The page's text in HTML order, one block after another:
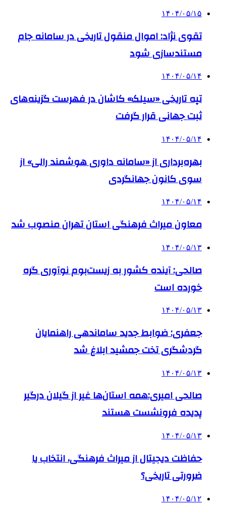
۱۴۰۴/۰۵/۱۵
تقوی نژاد: اموال منقول تاریخی در سامانه جام
مستندسازی شود
۱۴۰۴/۰۵/۱۴
تپه تاریخی «سیلک» کاشان در فهرست گزینه‌های
ثبت جهانی قرار گرفت
۱۴۰۴/۰۵/۱۴
بهره‌برداری از «سامانه داوری هوشمند رالی» از
سوی کانون جهانگردی
۱۴۰۴/۰۵/۱۴
معاون میراث فرهنگی استان تهران منصوب شد
۱۴۰۴/۰۵/۱۳
صالحی: آینده کشور به زیست‌بوم نوآوری گره
خورده است
۱۴۰۴/۰۵/۱۳
جعفری: ضوابط جدید ساماندهی راهنمایان
گردشگری تخت جمشید ابلاغ شد
۱۴۰۴/۰۵/۱۳
صالحی امیری:همه استان‌ها غیر از گیلان درگیر
پدیده فرونشست هستند
۱۴۰۴/۰۵/۱۳
حفاظت دیجیتال از میراث فرهنگی، انتخاب یا
ضرورتی تاریخی؟
۱۴۰۴/۰۵/۱۲